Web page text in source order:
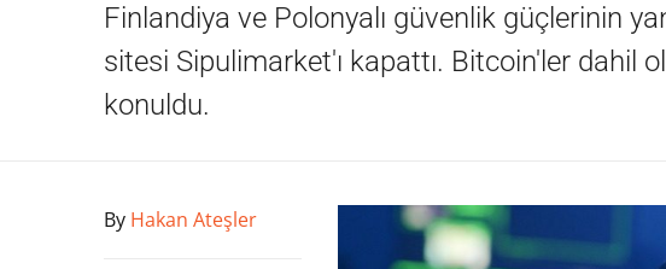
Finlandiya ve Polonyalı güvenlik güçlerinin
sitesi Sipulimarket'ı kapattı. Bitcoin'ler dahil
konuldu.
By Hakan Ateşler